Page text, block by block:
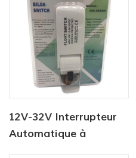
12V-32V Interrupteur
Automatique à